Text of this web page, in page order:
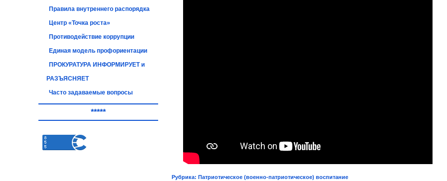
Правила внутреннего распорядка
Центр «Точка роста»
Противодействие коррупции
Единая модель профориентации
ПРОКУРАТУРА ИНФОРМИРУЕТ и
РАЗЪЯСНЯЕТ
Часто задаваемые вопросы
*****
Рубрика: Патриотическое (военно-патриотическое) воспитание